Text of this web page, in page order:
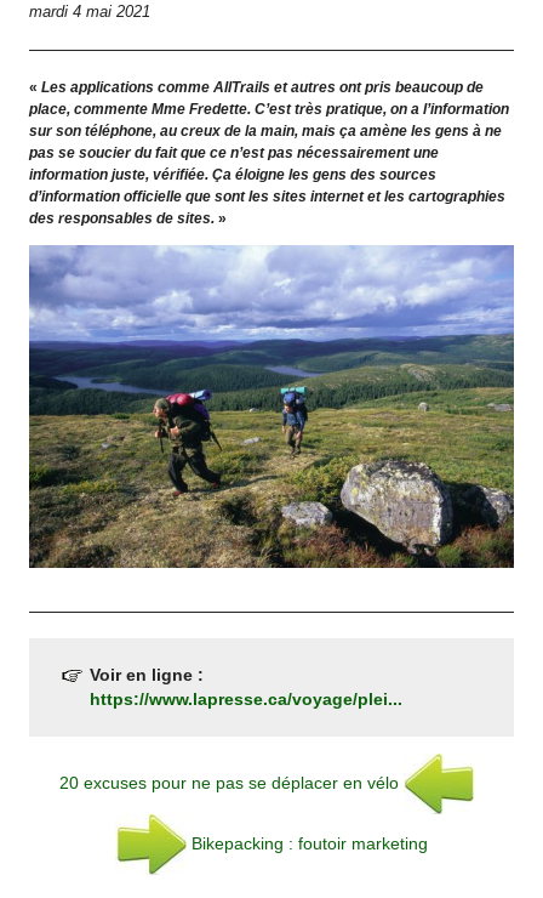
mardi 4 mai 2021
«Les applications comme AllTrails et autres ont pris beaucoup de
place, commente Mme Fredette. C’est très pratique, on a l’information
sur son téléphone, au creux de la main, mais ça amène les gens à ne
pas se soucier du fait que ce n’est pas nécessairement une
information juste, vérifiée. Ça éloigne les gens des sources
d’information officielle que sont les sites internet et les cartographies
des responsables de sites. »
Voir en ligne :
https://www.lapresse.ca/voyage/plei...
20 excuses pour ne pas se déplacer en vélo
Bikepacking : foutoir marketing